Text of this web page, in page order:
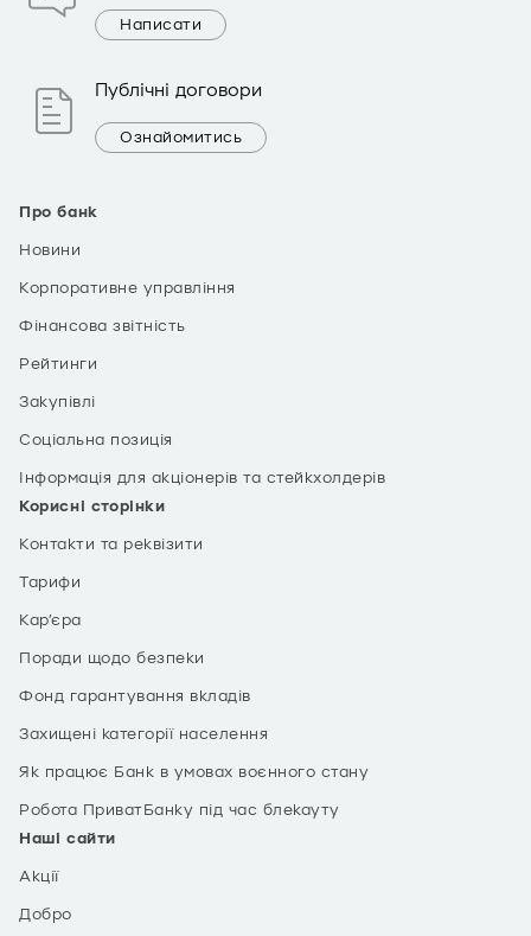
Про банк
Новини
Корпоративне управління
Фінансова звітність
Рейтинги
Закупівлі
Соціальна позиція
Інформація для акціонерів та стейкхолдерів
Корисні сторінки
Контакти та реквізити
Тарифи
Кар’єра
Поради щодо безпеки
Фонд гарантування вкладів
Захищені категорії населення
Як працює Банк в умовах воєнного стану
Робота ПриватБанку під час блекауту
Наші сайти
Акції
Добро
Написати
Публічні договори
Ознайомитись